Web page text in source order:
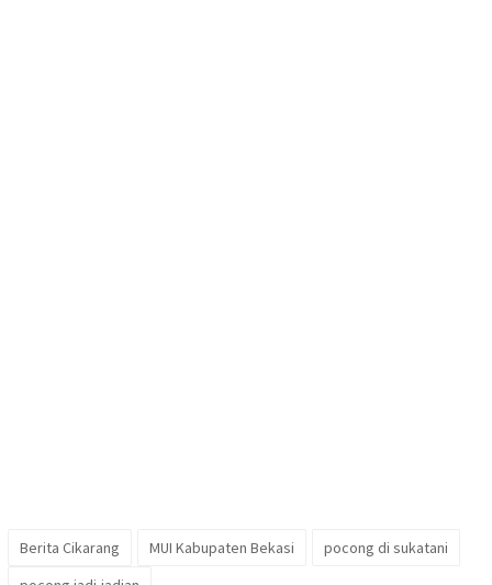
Berita Cikarang MUI Kabupaten Bekasi
pocong di sukatani